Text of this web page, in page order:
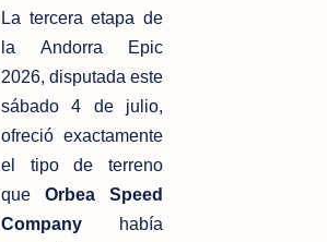
La tercera etapa de
la Andorra Epic
2026, disputada este
sábado 4 de julio,
ofreció exactamente
el tipo de terreno
que Orbea Speed
Company había